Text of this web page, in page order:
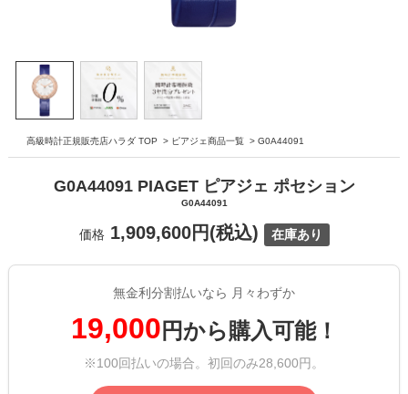
高級時計正規販売店ハラダ TOP > ピアジェ商品一覧 > G0A44091
G0A44091 PIAGET ピアジェ ポセション
G0A44091
価格1,909,600円(税込) 在庫あり
無金利分割払いなら 月々わずか
19,000 円から購入可能！
※100回払いの場合。初回のみ28,600円。